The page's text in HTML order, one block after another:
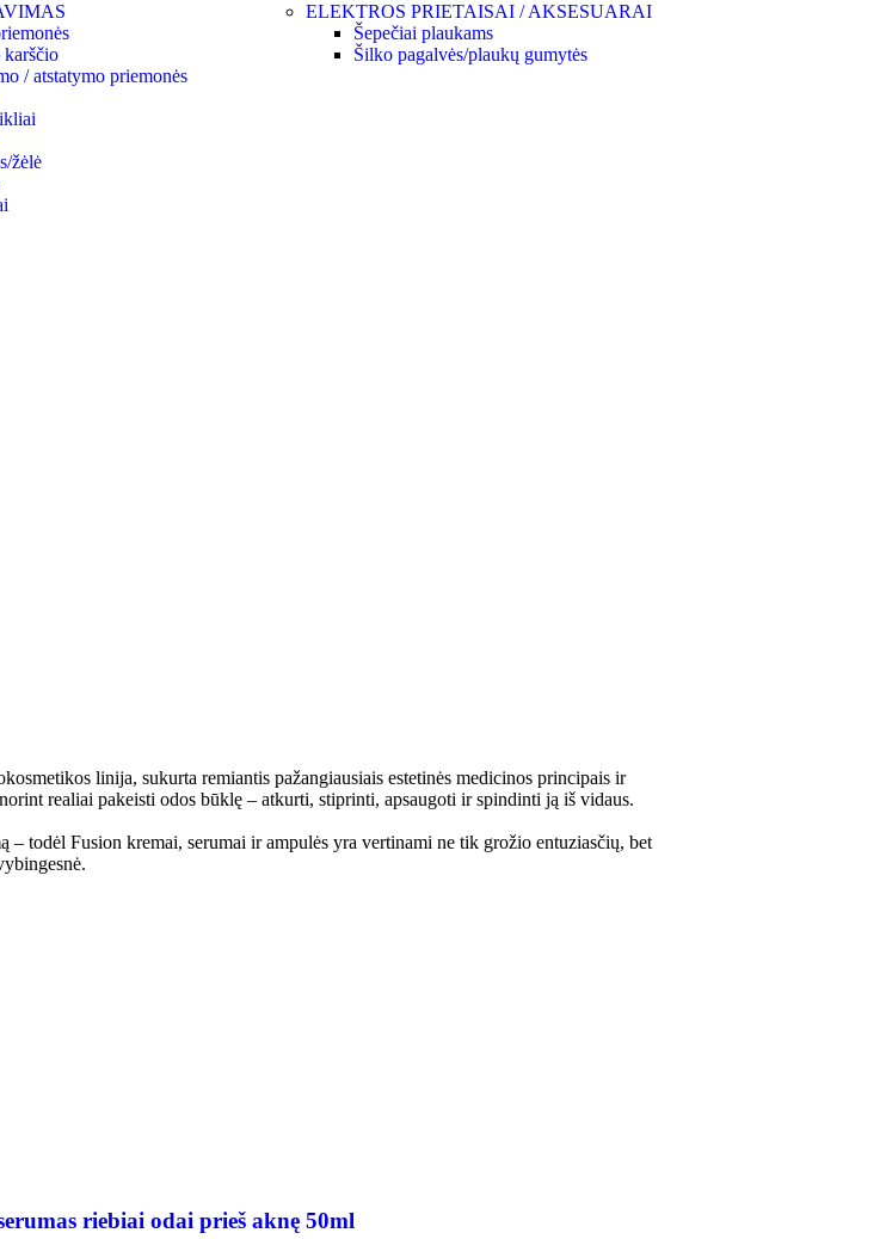
karščio
/ atstatymo priemonės
žėlė
ELEKTROS PRIETAISAI / AKSESUARAI
Šepečiai plaukams
Šilko pagalvės/plaukų gumytės
linija, sukurta remiantis pažangiausiais estetinės medicinos principais ir
realiai pakeisti odos būklę – atkurti, stiprinti, apsaugoti ir spindinti ją iš vidaus.
todėl Fusion kremai, serumai ir ampulės yra vertinami ne tik grožio entuziasčių, bet
riebiai odai prieš aknę 50ml